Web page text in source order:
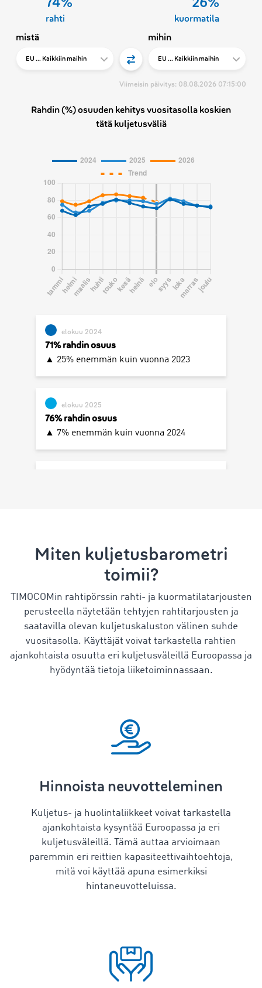
Miten kuljetusbarometri
toimii?
TIMOCOMin rahtipörssin rahti- ja kuormatilatarjousten
perusteella näytetään tehtyjen rahtitarjousten ja
saatavilla olevan kuljetuskaluston välinen suhde
vuositasolla. Käyttäjät voivat tarkastella rahtien
ajankohtaista osuutta eri kuljetusväleillä Euroopassa ja
hyödyntää tietoja liiketoiminnassaan.
Hinnoista neuvotteleminen
Kuljetus- ja huolintaliikkeet voivat tarkastella
ajankohtaista kysyntää Euroopassa ja eri
kuljetusväleillä. Tämä auttaa arvioimaan
paremmin eri reittien kapasiteettivaihtoehtoja,
mitä voi käyttää apuna esimerkiksi
hintaneuvotteluissa.